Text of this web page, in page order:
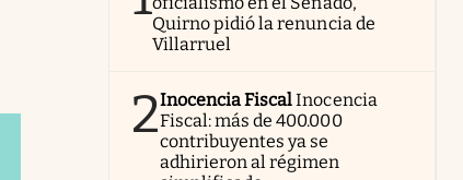
Quirno pidió la renuncia de
Villarruel
2Inocencia FiscalInocencia
Fiscal: más de 400.000
contribuyentes ya se
adhirieron al régimen